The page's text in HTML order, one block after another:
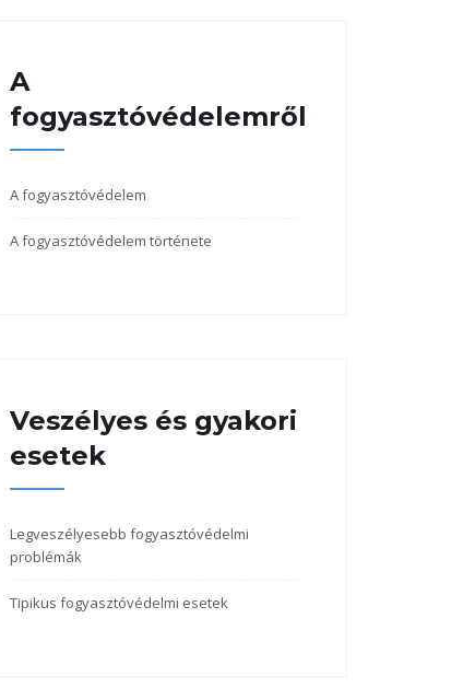
A
fogyasztóvédelemről
A fogyasztóvédelem
A fogyasztóvédelem története
Veszélyes és gyakori
esetek
Legveszélyesebb fogyasztóvédelmi
problémák
Tipikus fogyasztóvédelmi esetek